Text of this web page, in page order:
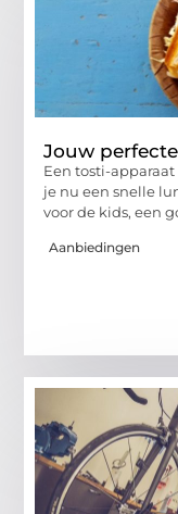
Jouw
Een tosti-
je nu een snelle
voor de kids, een
Aanbiedingen